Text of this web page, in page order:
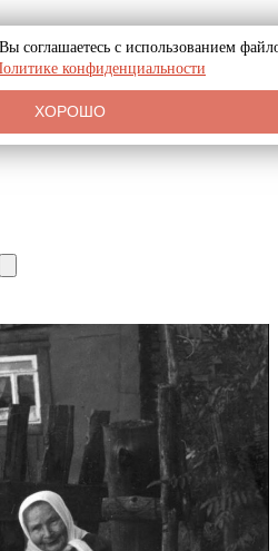
соглашаетесь с использованием
конфиденциальности
ХОРОШО